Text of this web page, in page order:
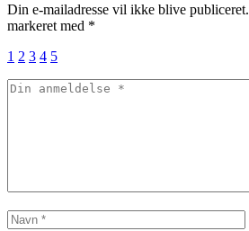
Din e-mailadresse vil ikke blive publiceret.
markeret med *
1 2 3 4 5